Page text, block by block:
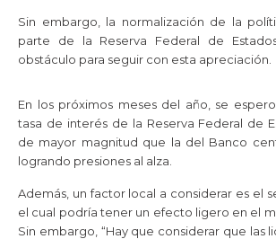
Sin embargo, la normalización de la
parte de la Reserva Federal de
obstáculo para seguir con esta apreciación.
En los próximos meses del año, se
tasa de interés de la Reserva Federal de
de mayor magnitud que la del Banco
logrando presiones al alza.
Además, un factor local a considerar es el
el cual podría tener un efecto ligero en el
Sin embargo, “Hay que considerar que las